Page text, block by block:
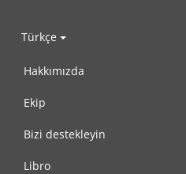
Türkçe
Hakkımızda
Ekip
Bizi destekleyin
Libro